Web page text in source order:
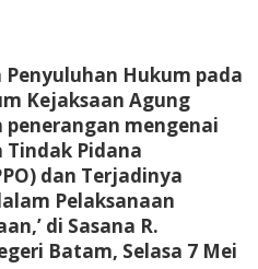
Hukum pada
Kejaksaan Agung
mengenai
Tindak Pidana
dan Terjadinya
Pelaksanaan
di Sasana R.
Batam, Selasa 7 Mei